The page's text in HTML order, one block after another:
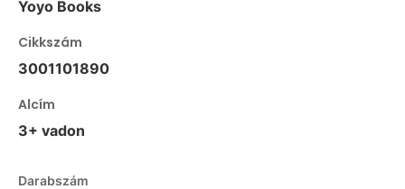
Yoyo Books
Cikkszám
3001101890
Alcím
3+ vadon
Darabszám